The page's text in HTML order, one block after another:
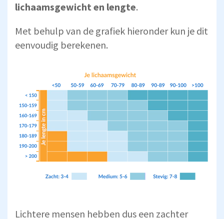
lichaamsgewicht en lengte.
Met behulp van de grafiek hieronder kun je dit
eenvoudig berekenen.
Lichtere mensen hebben dus een zachter